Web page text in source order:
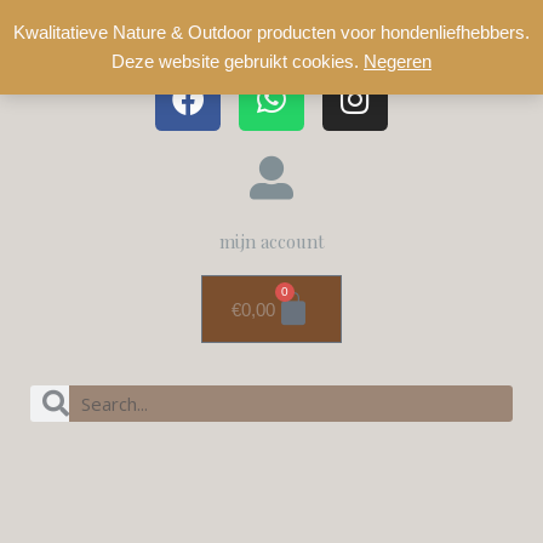
Kwalitatieve Nature & Outdoor producten voor hondenliefhebbers.
Deze website gebruikt cookies. Negeren
mijn account
€0,00
0